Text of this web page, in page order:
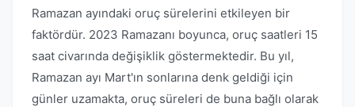
Ramazan ayındaki oruç sürelerini etkileyen bir
faktördür. 2023 Ramazanı boyunca, oruç saatleri 15
saat civarında değişiklik göstermektedir. Bu yıl,
Ramazan ayı Mart'ın sonlarına denk geldiği için
günler uzamakta, oruç süreleri de buna bağlı olarak